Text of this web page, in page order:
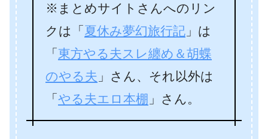
※まとめサイトさんへのリン
クは「 夏休み夢幻旅行記 」は
「 東方やる夫スレ纏め＆胡蝶
のやる夫 」さん、それ以外は
「 やる夫エロ本棚 」さん。